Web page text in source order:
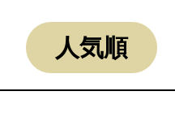
人気順